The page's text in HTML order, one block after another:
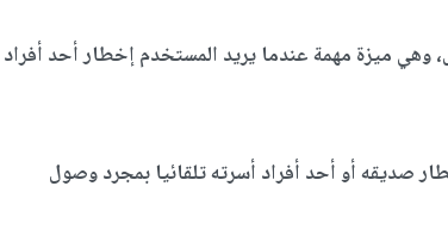
ميزة مهمة عندما يريد المستخدم إخطار أحد أفراد
صديقه أو أحد أفراد أسرته تلقائيا بمجرد وصول